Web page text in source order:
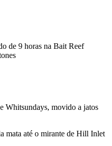
de 9 horas na Bait Reef
Whitsundays, movido a jatos
mata até o mirante de Hill Inlet